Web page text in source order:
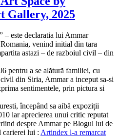
Gallery, 2025
– este declaratia lui Ammar
venind initial din tara
astazi – de razboiul civil – din
pentru a se alătură familiei, cu
din Siria, Ammar a inceput sa-si
sentimentele, prin pictura si
începând sa aibă expoziții
iar aprecierea unui critic reputat
despre Ammar pe Blogul lui de
carierei lui : Artindex l-a remarcat